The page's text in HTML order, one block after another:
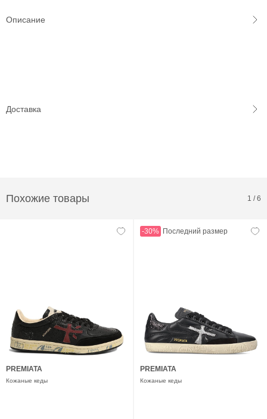
Описание
Доставка
Похожие товары 1 /6
PREMIATA
Кожаные кеды
-30% Последний размер
PREMIATA
Кожаные кеды